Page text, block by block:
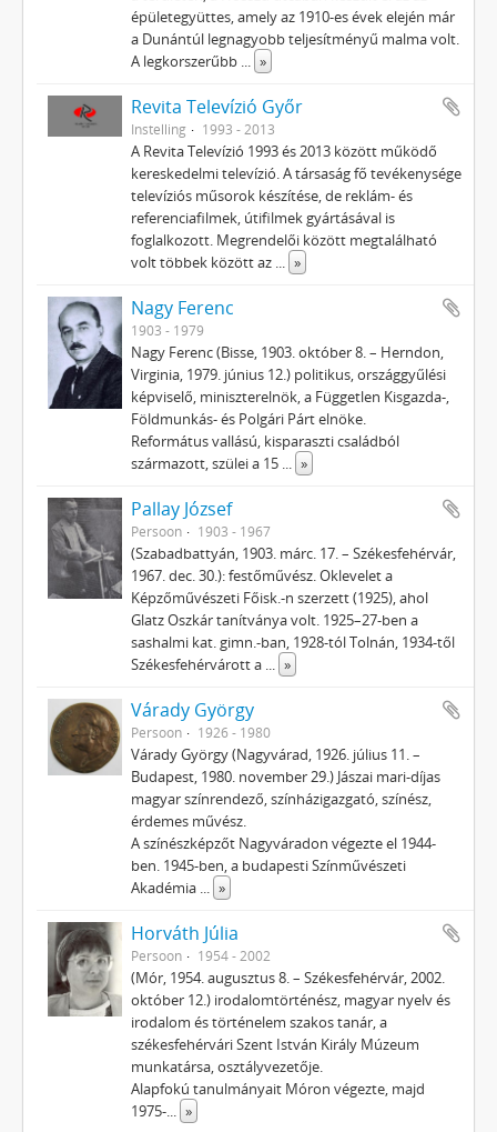
épületegyüttes, amely az 1910-es évek elején már
a Dunántúl legnagyobb teljesítményű malma volt.
A legkorszerűbb ... »
Revita Televízió Győr
Instelling 1993 - 2013
A Revita Televízió 1993 és 2013 között működő
kereskedelmi televízió. A társaság fő tevékenysége
televíziós műsorok készítése, de reklám- és
referenciafilmek, útifilmek gyártásával is
foglalkozott. Megrendelői között megtalálható
volt többek között az ... »
Nagy Ferenc
1903 - 1979
Nagy Ferenc (Bisse, 1903. október 8. – Herndon,
Virginia, 1979. június 12.) politikus, országgyűlési
képviselő, miniszterelnök, a Független Kisgazda-,
Földmunkás- és Polgári Párt elnöke.
Református vallású, kisparaszti családból
származott, szülei a 15 ... »
Pallay József
Persoon 1903 - 1967
(Szabadbattyán, 1903. márc. 17. – Székesfehérvár,
1967. dec. 30.): festőművész. Oklevelet a
Képzőművészeti Főisk.-n szerzett (1925), ahol
Glatz Oszkár tanítványa volt. 1925–27-ben a
sashalmi kat. gimn.-ban, 1928-tól Tolnán, 1934-től
Székesfehérvárott a ... »
Várady György
Persoon 1926 - 1980
Várady György (Nagyvárad, 1926. július 11. –
Budapest, 1980. november 29.) Jászai mari-díjas
magyar színrendező, színházigazgató, színész,
érdemes művész.
A színészképzőt Nagyváradon végezte el 1944-
ben. 1945-ben, a budapesti Színművészeti
Akadémia ... »
Horváth Júlia
Persoon 1954 - 2002
(Mór, 1954. augusztus 8. – Székesfehérvár, 2002.
október 12.) irodalomtörténész, magyar nyelv és
irodalom és történelem szakos tanár, a
székesfehérvári Szent István Király Múzeum
munkatársa, osztályvezetője.
Alapfokú tanulmányait Móron végezte, majd
1975-... »